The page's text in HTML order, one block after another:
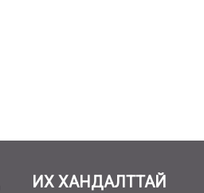
ИХ ХАНДАЛТТАЙ